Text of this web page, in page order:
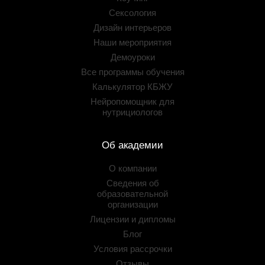
Сексология
Дизайн интерьеров
Наши мероприятия
Демоуроки
Все программы обучения
Калькулятор КБЖУ
Нейропомощник для
нутрициологов
Об академии
О компании
Сведения об
образовательной
организации
Лицензии и дипломы
Блог
Условия рассрочки